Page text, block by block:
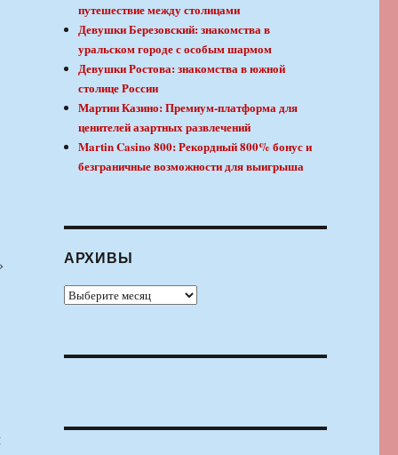
путешествие между столицами
Девушки Березовский: знакомства в
уральском городе с особым шармом
Девушки Ростова: знакомства в южной
столице России
Мартин Казино: Премиум-платформа для
ценителей азартных развлечений
Martin Casino 800: Рекордный 800% бонус и
безграничные возможности для выигрыша
АРХИВЫ
Архивы